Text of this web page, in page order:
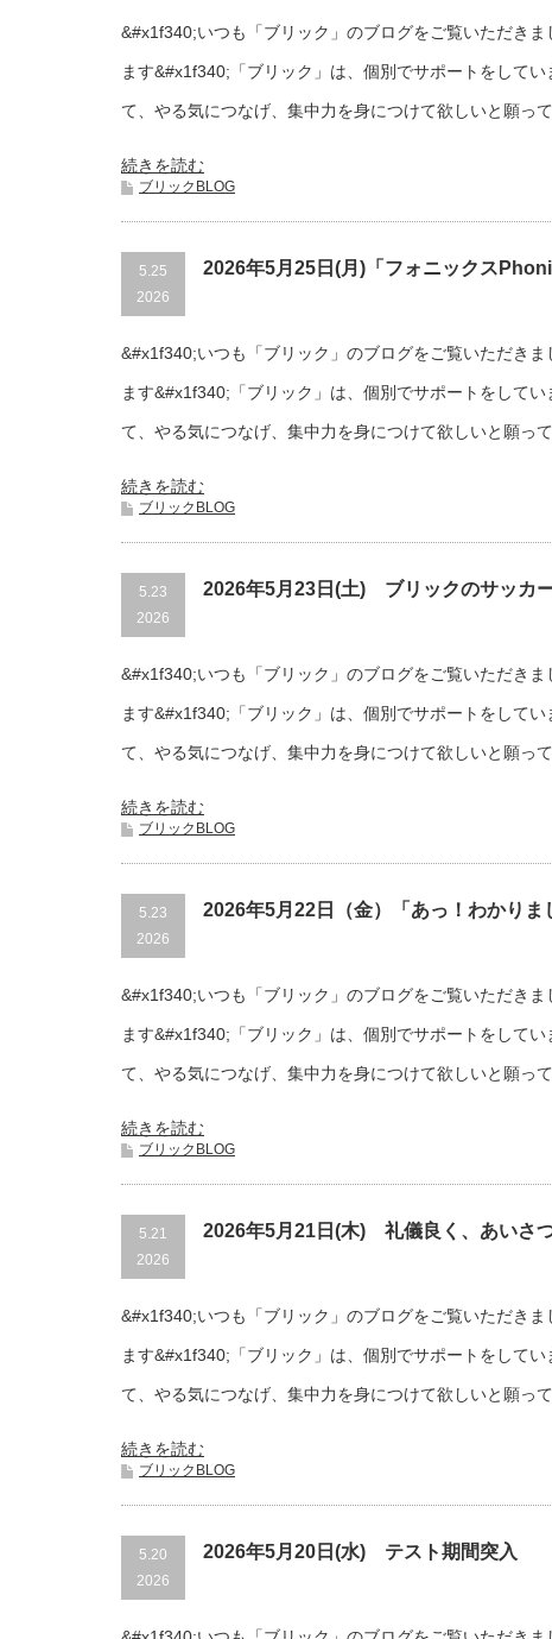
&#x1f340;いつも「ブリック」のブログをご覧いただき
ます&#x1f340;「ブリック」は、個別でサポートをしてい
て、やる気につなげ、集中力を身につけて欲しいと願って
続きを読む
ブリックBLOG
5.25
2026
2026年5月25日(月)「フォニックス
&#x1f340;いつも「ブリック」のブログをご覧いただき
ます&#x1f340;「ブリック」は、個別でサポートをしてい
て、やる気につなげ、集中力を身につけて欲しいと願って
続きを読む
ブリックBLOG
5.23
2026
2026年5月23日(土) ブリックのサッカ
&#x1f340;いつも「ブリック」のブログをご覧いただき
ます&#x1f340;「ブリック」は、個別でサポートをしてい
て、やる気につなげ、集中力を身につけて欲しいと願って
続きを読む
ブリックBLOG
5.23
2026
2026年5月22日（金）「あっ！わかりま
&#x1f340;いつも「ブリック」のブログをご覧いただき
ます&#x1f340;「ブリック」は、個別でサポートをしてい
て、やる気につなげ、集中力を身につけて欲しいと願って
続きを読む
ブリックBLOG
5.21
2026
2026年5月21日(木) 礼儀良く、あいさ
&#x1f340;いつも「ブリック」のブログをご覧いただき
ます&#x1f340;「ブリック」は、個別でサポートをしてい
て、やる気につなげ、集中力を身につけて欲しいと願って
続きを読む
ブリックBLOG
5.20
2026
2026年5月20日(水) テスト期間突入